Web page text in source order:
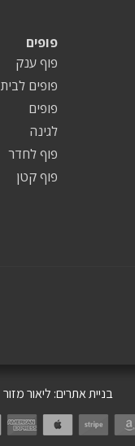
פופים
פוף ענק
פופים לבית
פופים
לגינה
פוף לחדר
פוף קטן
בניית אתרים: ליאור מזור